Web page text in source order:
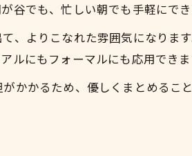
谷でも、忙しい朝でも手軽にで
、よりこなれた雰囲気になりま
ルにもフォーマルにも応用できま
かかるため、優しくまとめるこ